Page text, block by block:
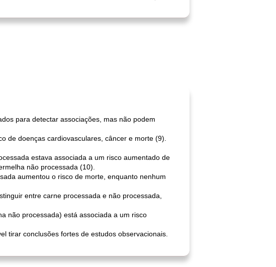
para detectar associações, mas não podem
de doenças cardiovasculares, câncer e morte (9).
estava associada a um risco aumentado de
não processada (10).
aumentou o risco de morte, enquanto nenhum
entre carne processada e não processada,
não processada) está associada a um risco
tirar conclusões fortes de estudos observacionais.